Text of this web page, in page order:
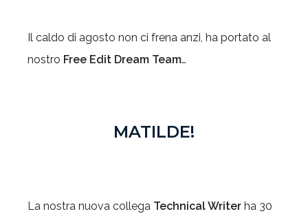
Il caldo di agosto non ci frena anzi, ha portato al
nostro Free Edit Dream Team…
MATILDE!
La nostra nuova collega Technical Writer ha 30